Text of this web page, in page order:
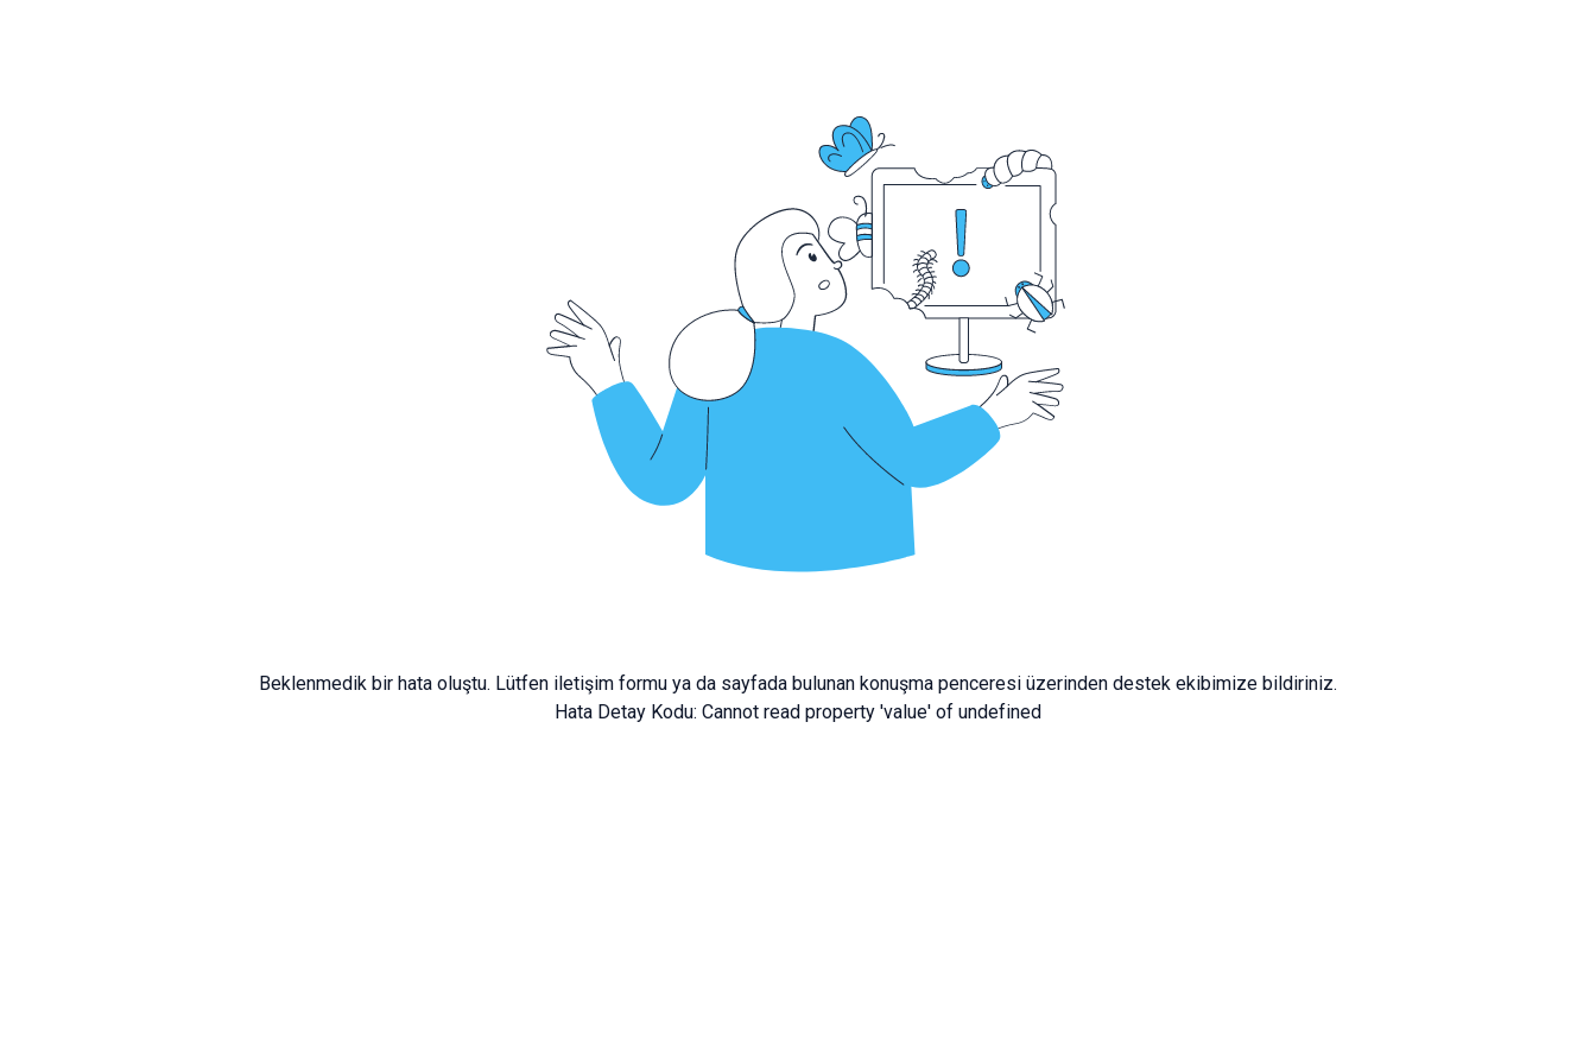
Beklenmedik bir hata oluştu. Lütfen iletişim formu ya da sayfada bulunan konuşma penceresi üzerinden destek ekibimize bildiriniz.
Hata Detay Kodu: Cannot read property 'value' of undefined